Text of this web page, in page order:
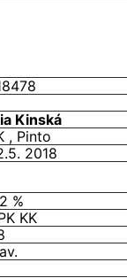
Kinská
, Pinto
2018
%
KK